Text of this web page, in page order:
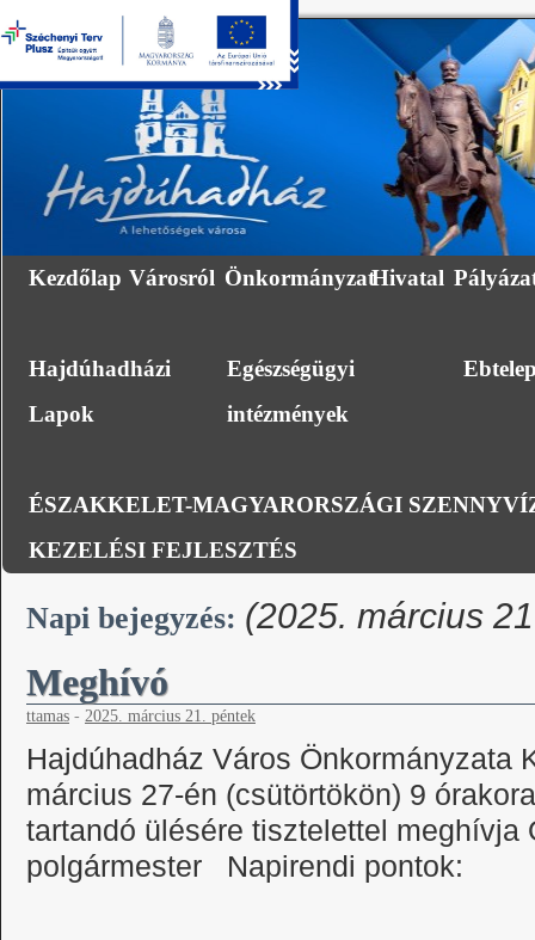
Kezdőlap Városról ÖnkormányzatHivatal
Hajdúhadházi
Lapok
Egészségügyi
intézmények
ÉSZAKKELET-MAGYARORSZÁGI
KEZELÉSI FEJLESZTÉS
Napi bejegyzés: (2025. március
Meghívó
ttamas - 2025. március 21. péntek
Hajdúhadház Város Önkormányzata
március 27-én (csütörtökön) 9
tartandó ülésére tisztelettel meghívja
polgármester Napirendi pontok: